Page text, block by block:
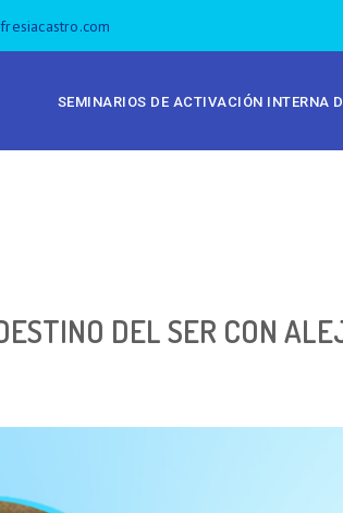
SEMINARIOS DE ACTIVACIÓN INTERNA
DEL SER CON